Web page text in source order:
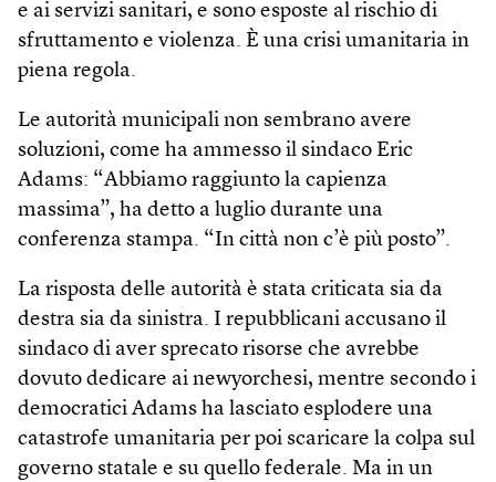
e ai servizi sanitari, e sono esposte al rischio di
sfruttamento e violenza. È una crisi umanitaria in
piena regola.
Le autorità municipali non sembrano avere
soluzioni, come ha ammesso il sindaco Eric
Adams: “Abbiamo raggiunto la capienza
massima”, ha detto a luglio durante una
conferenza stampa. “In città non c’è più posto”.
La risposta delle autorità è stata criticata sia da
destra sia da sinistra. I repubblicani accusano il
sindaco di aver sprecato risorse che avrebbe
dovuto dedicare ai newyorchesi, mentre secondo i
democratici Adams ha lasciato esplodere una
catastrofe umanitaria per poi scaricare la colpa sul
governo statale e su quello federale. Ma in un